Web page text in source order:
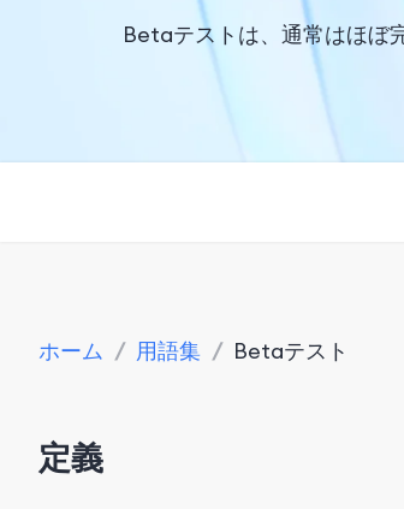
Betaテストは、通常はほぼ
ホーム / 用語集 / Betaテスト
定義